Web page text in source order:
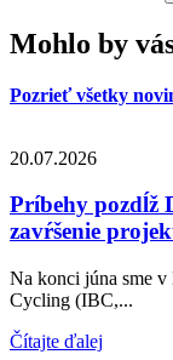
Mohlo by
Pozrieť všetky
20.07.2026
Príbehy pozdĺž
zavŕšenie
Na konci júna sme
Cycling (IBC,...
Čítajte ďalej